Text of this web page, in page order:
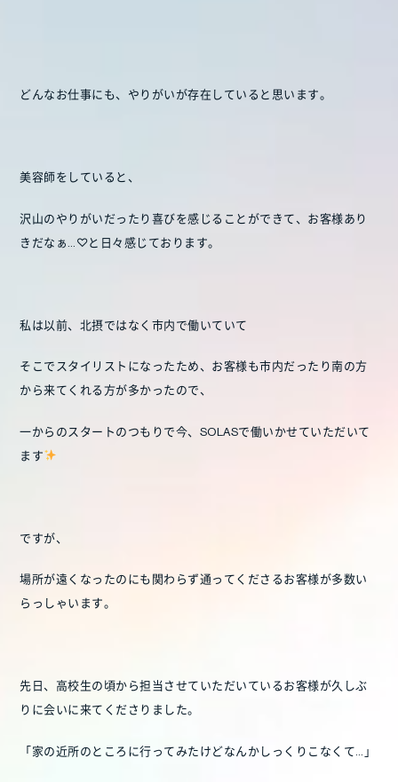
どんなお仕事にも、やりがいが存在していると思います。
美容師をしていると、
沢山のやりがいだったり喜びを感じることができて、お客様あり
きだなぁ…♡と日々感じております。
私は以前、北摂ではなく市内で働いていて
そこでスタイリストになったため、お客様も市内だったり南の方
から来てくれる方が多かったので、
一からのスタートのつもりで今、SOLASで働いかせていただいて
ます
ですが、
場所が遠くなったのにも関わらず通ってくださるお客様が多数い
らっしゃいます。
先日、高校生の頃から担当させていただいているお客様が久しぶ
りに会いに来てくださりました。
「家の近所のところに行ってみたけどなんかしっくりこなくて…」